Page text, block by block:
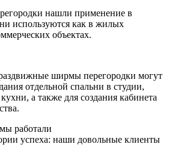
нашли применение в
используются как в жилых
объектах.
ширмы перегородки могут
отдельной спальни в студии,
а также для создания кабинета
работали
успеха: наши довольные клиенты